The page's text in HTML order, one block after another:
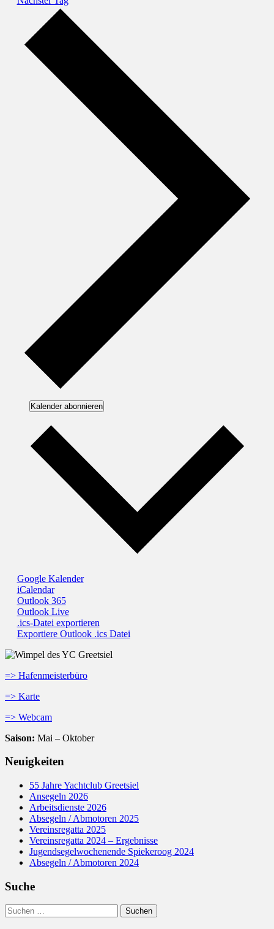
Kalender abonnieren
Google Kalender
iCalendar
Outlook 365
Outlook Live
.ics-Datei exportieren
Exportiere Outlook .ics Datei
=> Hafenmeisterbüro
=> Karte
=> Webcam
Saison: Mai – Oktober
Neuigkeiten
55 Jahre Yachtclub Greetsiel
Ansegeln 2026
Arbeitsdienste 2026
Absegeln / Abmotoren 2025
Vereinsregatta 2025
Vereinsregatta 2024 – Ergebnisse
Jugendsegelwochenende Spiekeroog 2024
Absegeln / Abmotoren 2024
Suche
Suchen
nach: